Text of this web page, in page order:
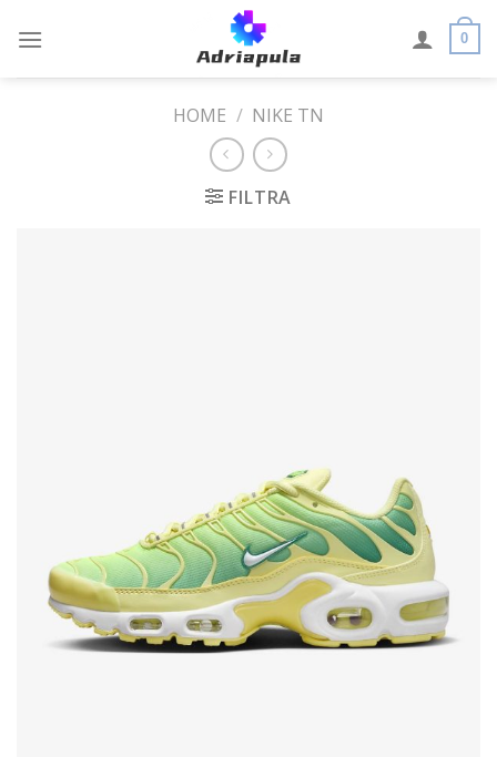
0
HOME / NIKE TN
FILTRA